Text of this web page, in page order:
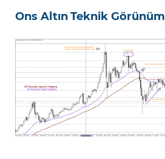
Ons Altın Teknik Görünüm